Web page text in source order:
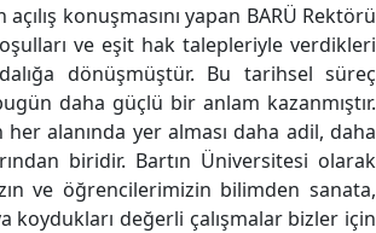
konuşmasını yapan BARÜ Rektörü
ve eşit hak talepleriyle verdikleri
dönüşmüştür. Bu tarihsel süreç
daha güçlü bir anlam kazanmıştır.
alanında yer alması daha adil, daha
biridir. Bartın Üniversitesi olarak
ve öğrencilerimizin bilimden sanata,
değerli çalışmalar bizler için